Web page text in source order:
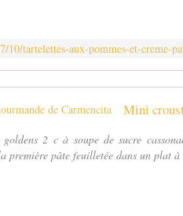
2 c à soupe de sucre
pâte feuilletée dans un plat à